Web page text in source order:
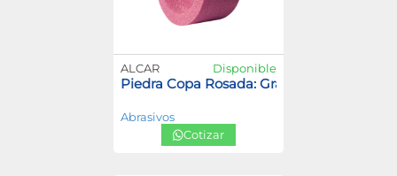
ALCAR Disponible
Piedra Copa Rosada: Grano 46 y Grano 60
Abrasivos
Cotizar